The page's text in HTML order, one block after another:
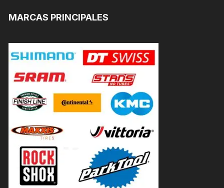
MARCAS PRINCIPALES